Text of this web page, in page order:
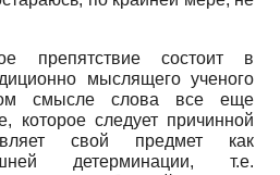
препятствие состоит в
мыслящего ученого
смысле слова все еще
которое следует причинной
свой предмет как
детерминации, т.е.